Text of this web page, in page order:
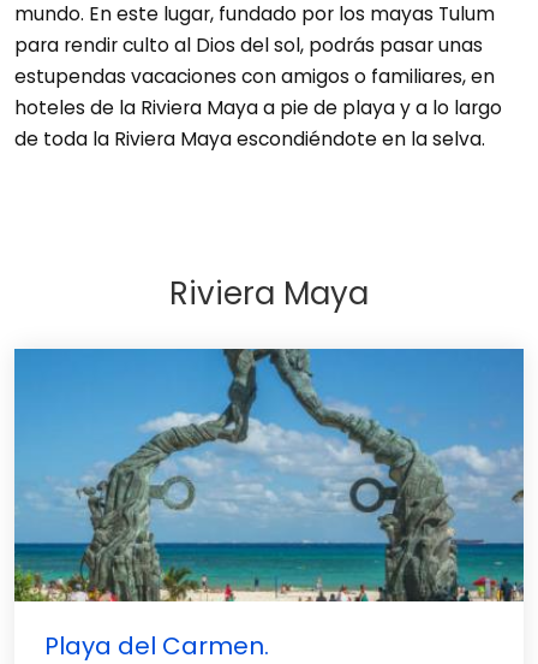
mundo. En este lugar, fundado por los mayas Tulum
para rendir culto al Dios del sol, podrás pasar unas
estupendas vacaciones con amigos o familiares, en
hoteles de la Riviera Maya a pie de playa y a lo largo
de toda la Riviera Maya escondiéndote en la selva.
Riviera Maya
Playa del Carmen.